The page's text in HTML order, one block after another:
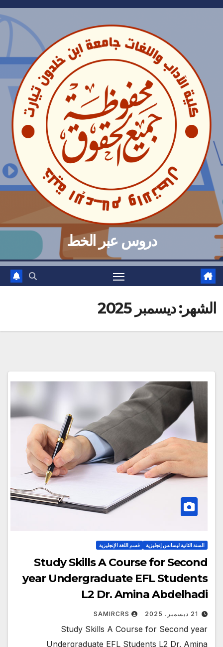
Skip
دروس عبر الخط
الشهر:ديسمبر 2025
السنة الثانية ليسانس إنجليزية قسم اللغة الإنجليزية
Study Skills A Course for Second
year Undergraduate EFL Students
L2 Dr. Amina Abdelhadi
21 ديسمبر، 2025 SAMIRCRS
Study Skills A Course for Second year
Undergraduate EFL Students L2 Dr. Amina